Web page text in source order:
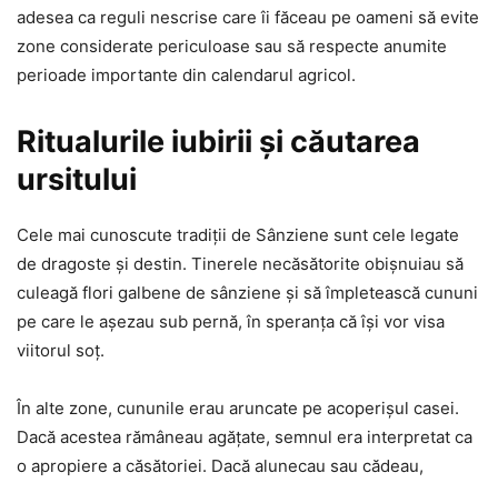
adesea ca reguli nescrise care îi făceau pe oameni să evite
zone considerate periculoase sau să respecte anumite
perioade importante din calendarul agricol.
Ritualurile iubirii și căutarea
ursitului
Cele mai cunoscute tradiții de Sânziene sunt cele legate
de dragoste și destin. Tinerele necăsătorite obișnuiau să
culeagă flori galbene de sânziene și să împletească cununi
pe care le așezau sub pernă, în speranța că își vor visa
viitorul soț.
În alte zone, cununile erau aruncate pe acoperișul casei.
Dacă acestea rămâneau agățate, semnul era interpretat ca
o apropiere a căsătoriei. Dacă alunecau sau cădeau,